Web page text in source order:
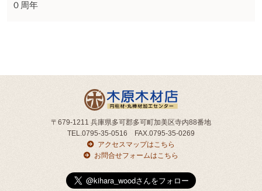
０周年
〒679-1211 兵庫県多可郡多可町加美区寺内88番地
TEL.0795-35-0516 FAX.0795-35-0269
アクセスマップはこちら
お問合せフォームはこちら